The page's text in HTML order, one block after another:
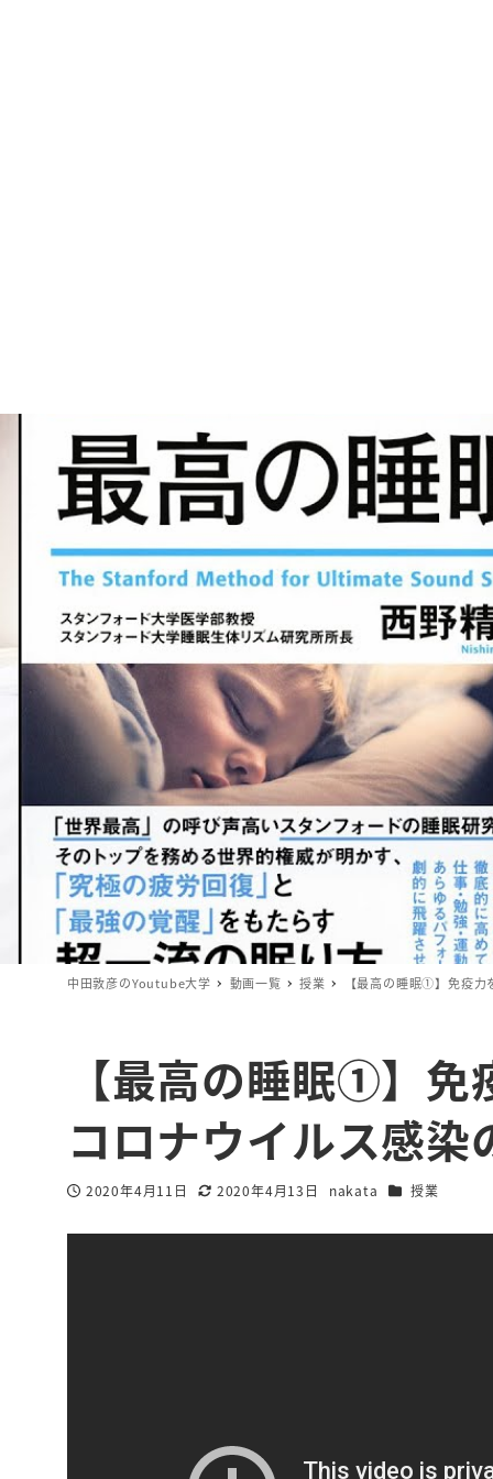
中田敦彦のYoutube大学 動画一覧 授業 【最高の睡眠①】免疫
【最高の睡眠①】
コロナウイルス感染
投稿日
2020年4月11日
更新日
2020年4月13日
著
nakata カテゴリー
授業